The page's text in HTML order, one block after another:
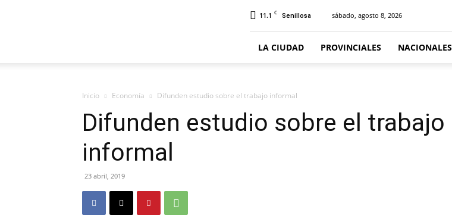
11.1 C Senillosa sábado, agosto 8, 2026
LA CIUDAD PROVINCIALES NACIONALES
Inicio Economía Difunden estudio sobre el trabajo informal
Difunden estudio sobre el trabajo
informal
23 abril, 2019